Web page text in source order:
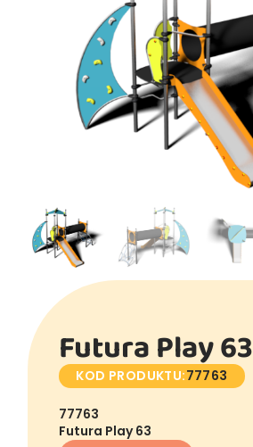
Futura Play 63
KOD PRODUKTU:77763
77763
Futura Play 63